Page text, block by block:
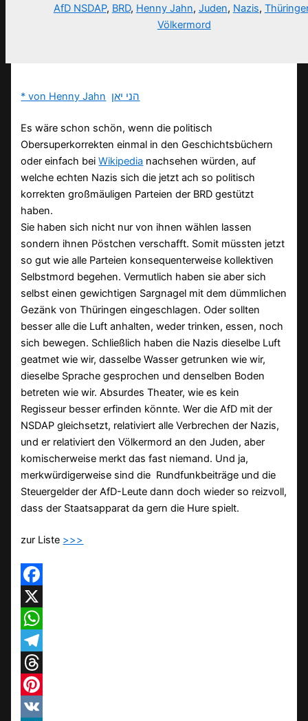
AfD NSDAP, BRD, Henny Jahn, Juden, Nazis,
Völkermord
* von Henny Jahn הני יאן
Es wäre schon schön, wenn die politisch
Obersuperkorrekten einmal in den Geschichtsbüchern
oder einfach beiWikipedia nachsehen würden, auf
welche echten Nazis sich die jetzt ach so politisch
korrekten großmäuligen Parteien der BRD gestützt
haben.
Sie haben sich nicht nur von ihnen wählen lassen
sondern ihnen Pöstchen verschafft. Somit müssten jetzt
so gut wie alle Parteien konsequenterweise kollektiven
Selbstmord begehen. Vermutlich haben sie aber sich
selbst einen gewichtigen Sargnagel mit dem dümmlichen
Gezänk von Thüringen eingeschlagen. Oder sollten
besser alle die Luft anhalten, weder trinken, essen, noch
sich bewegen. Schließlich haben die Nazis dieselbe Luft
geatmet wie wir, dasselbe Wasser getrunken wie wir,
dieselbe Sprache gesprochen und denselben Boden
betreten wie wir. Absurdes Theater, wie es kein
Regisseur besser erfinden könnte. Wer die AfD mit der
NSDAP gleichsetzt, relativiert alle Verbrechen der Nazis,
und er relativiert den Völkermord an den Juden, aber
komischerweise merkt das fast niemand. Und ja,
merkwürdigerweise sind die Rundfunkbeiträge und die
Steuergelder der AfD-Leute dann doch wieder so reizvoll,
dass der Staatsapparat da gern die Hure spielt.
zur Liste >>>
Facebook
X
WhatsApp
Telegram
Threads
Pinterest